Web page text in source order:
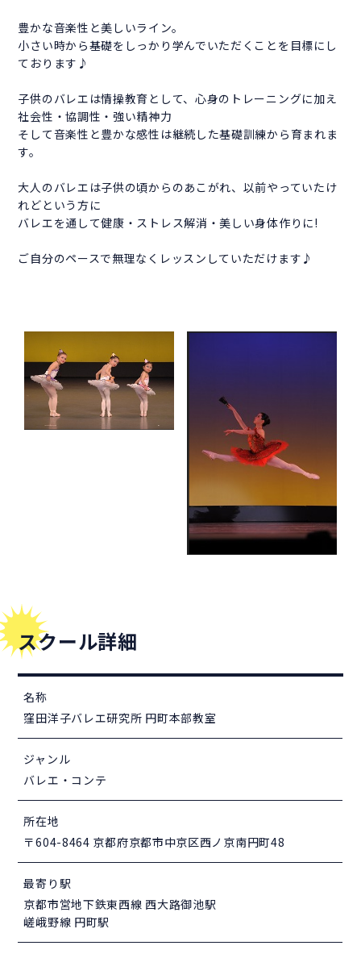
豊かな音楽性と美しいライン。
小さい時から基礎をしっかり学んでいただくことを目標にし
ております♪
子供のバレエは情操教育として、心身のトレーニングに加え
社会性・協調性・強い精神力
そして音楽性と豊かな感性は継続した基礎訓練から育まれま
す。
大人のバレエは子供の頃からのあこがれ、以前やっていたけ
れどという方に
バレエを通して健康・ストレス解消・美しい身体作りに!
ご自分のペースで無理なくレッスンしていただけます♪
スクール詳細
名称
窪田洋子バレエ研究所 円町本部教室
ジャンル
バレエ・コンテ
所在地
〒604-8464 京都府京都市中京区西ノ京南円町48
最寄り駅
京都市営地下鉄東西線 西大路御池駅
嵯峨野線 円町駅